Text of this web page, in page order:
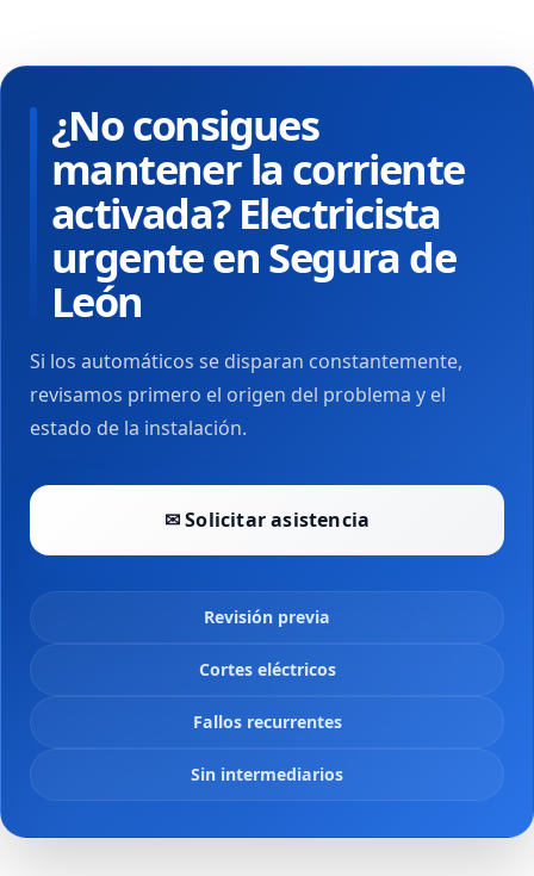
¿No consigues
mantener la corriente
activada? Electricista
urgente en Segura de
León
Si los automáticos se disparan constantemente,
revisamos primero el origen del problema y el
estado de la instalación.
✉ Solicitar asistencia
Revisión previa
Cortes eléctricos
Fallos recurrentes
Sin intermediarios